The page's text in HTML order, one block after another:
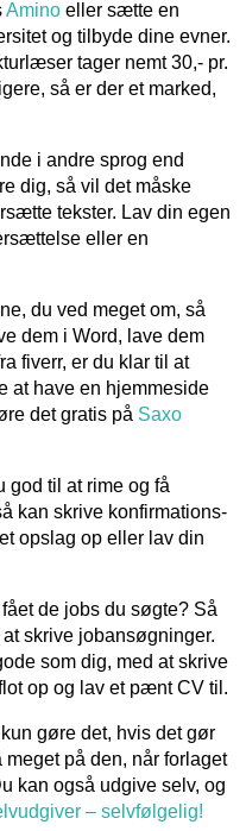
Amino eller sætte en
og tilbyde dine evner.
tager nemt 30,- pr.
så er der et marked,
i andre sprog end
dig, så vil det måske
tekster. Lav din egen
eller en
du ved meget om, så
dem i Word, lave dem
fiverr, er du klar til at
at have en hjemmeside
det gratis på Saxo
god til at rime og få
kan skrive konfirmations-
opslag op eller lav din
de jobs du søgte? Så
skrive jobansøgninger.
som dig, med at skrive
op og lav et pænt CV til.
gøre det, hvis det gør
på den, når forlaget
kan også udgive selv, og
– selvfølgelig!